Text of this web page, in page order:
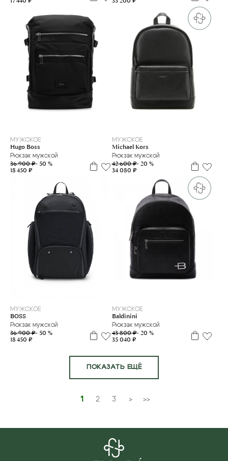
МУЖСКОЕ
Hugo Boss
Рюкзак мужской
36 900 ₽- 50 %
18 450 ₽
МУЖСКОЕ
Michael Kors
Рюкзак мужской
42 600 ₽- 20 %
34 080 ₽
МУЖСКОЕ
BOSS
Рюкзак мужской
36 900 ₽- 50 %
18 450 ₽
МУЖСКОЕ
Baldinini
Рюкзак мужской
43 800 ₽- 20 %
35 040 ₽
ПОКАЗАТЬ ЕЩЁ
1 2 3 > >>